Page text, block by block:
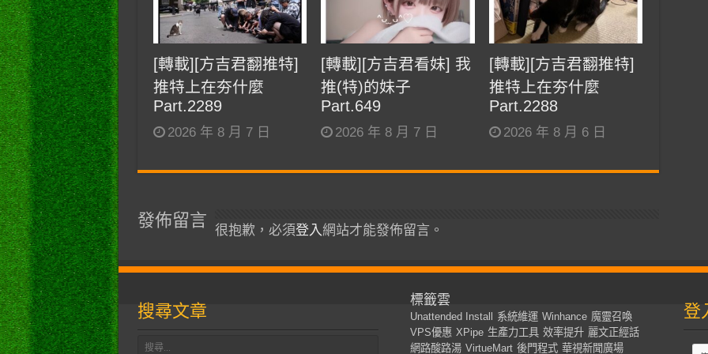
[轉載][方吉君翻推特]
推特上在夯什麼
Part.2289
2026 年 8 月 7 日
[轉載][方吉君看妹] 我
推(特)的妹子
Part.649
2026 年 8 月 7 日
[轉載][方吉君翻推特]
推特上在夯什麼
Part.2288
2026 年 8 月 6 日
發佈留言
很抱歉，必須登入網站才能發佈留言。
搜尋文章
標籤雲
Unattended Install 系統維運 Winhance 魔靈召喚
VPS優惠 XPipe 生產力工具 效率提升 麗文正經話
網路酸路湯 VirtueMart 後門程式 華視新聞廣場
登